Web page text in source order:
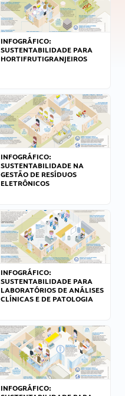
INFOGRÁFICO:
SUSTENTABILIDADE PARA
HORTIFRUTIGRANJEIROS
INFOGRÁFICO:
SUSTENTABILIDADE NA
GESTÃO DE RESÍDUOS
ELETRÔNICOS
INFOGRÁFICO:
SUSTENTABILIDADE PARA
LABORATÓRIOS DE ANÁLISES
CLÍNICAS E DE PATOLOGIA
INFOGRÁFICO: